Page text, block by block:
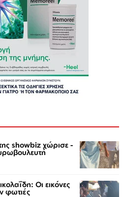
showbiz χώρισε -
Οι εικόνες
φωτιές